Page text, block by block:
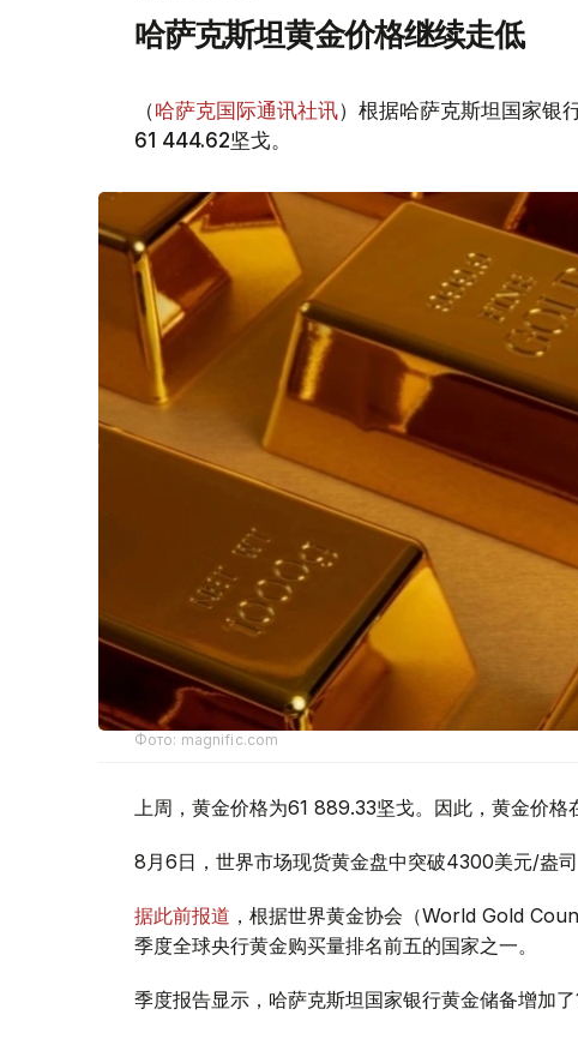
哈萨克斯坦黄金价格继续走低
（哈萨克国际通讯社讯）根据哈萨克斯坦国家银
61 444.62坚戈。
Фото: magnific.com
上周，黄金价格为61 889.33坚戈。因此，黄金价格
8月6日，世界市场现货黄金盘中突破4300美元/盎司
据此前报道 ，根据世界黄金协会（World Gold
季度全球央行黄金购买量排名前五的国家之一。
季度报告显示，哈萨克斯坦国家银行黄金储备增加了